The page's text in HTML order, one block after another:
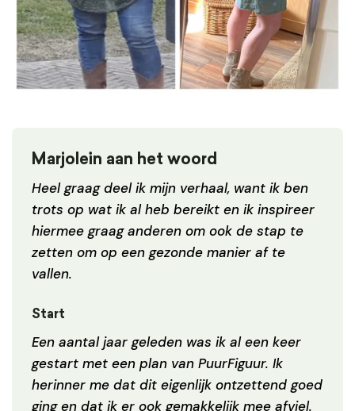
Marjolein aan het woord
Heel graag deel ik mijn verhaal, want ik ben
trots op wat ik al heb bereikt en ik inspireer
hiermee graag anderen om ook de stap te
zetten om op een gezonde manier af te
vallen.
Start
Een aantal jaar geleden was ik al een keer
gestart met een plan van PuurFiguur. Ik
herinner me dat dit eigenlijk ontzettend goed
ging en dat ik er ook gemakkelijk mee afviel.